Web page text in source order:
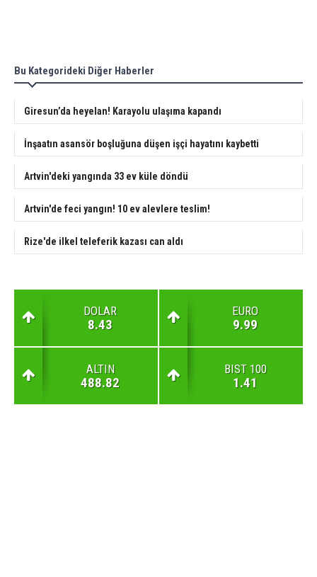
Bu Kategorideki Diğer Haberler
Giresun’da heyelan! Karayolu ulaşıma kapandı
İnşaatın asansör boşluğuna düşen işçi hayatını kaybetti
Artvin'deki yangında 33 ev küle döndü
Artvin'de feci yangın! 10 ev alevlere teslim!
Rize'de ilkel teleferik kazası can aldı
DOLAR
8.43
EURO
9.99
ALTIN
488.82
BIST 100
1.41